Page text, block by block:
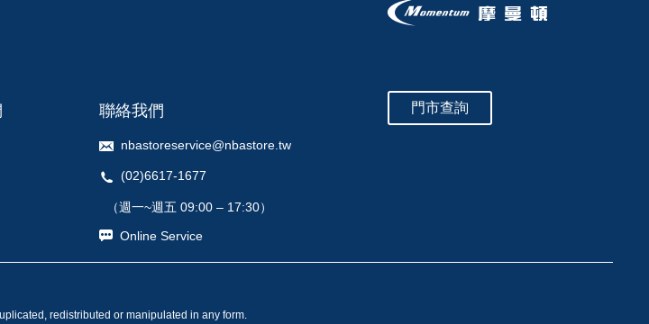
聯絡我們
nbastoreservice@nbastore.tw
(02)6617-1677
（週一~週五 09:00 – 17:30）
Online Service
門市查詢
redistributed or manipulated in any form.